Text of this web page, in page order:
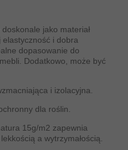
jako materiał
elastyczność i dobra
dopasowanie do
Dodatkowo, może być
i izolacyjna.
dla roślin.
15g/m2 zapewnia
a wytrzymałością.